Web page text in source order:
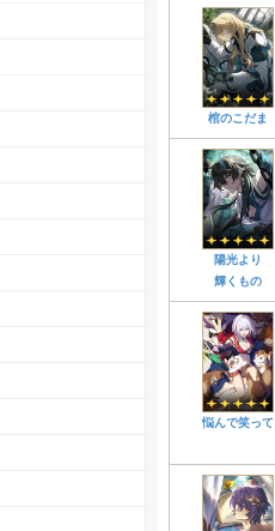
棺のこだま
陽光より
輝くもの
悩んで笑って